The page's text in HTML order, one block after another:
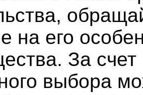
на его
За счет
выбора